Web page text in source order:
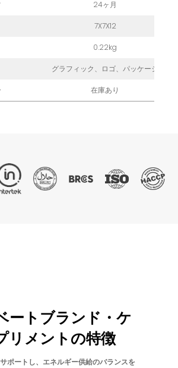
24ヶ月
7X7X12
0.22kg
グラフィック、ロゴ、パッケージ
在庫あり
ートブランド・ケ
リメントの特徴
ポートし、エネルギー供給のバランスを